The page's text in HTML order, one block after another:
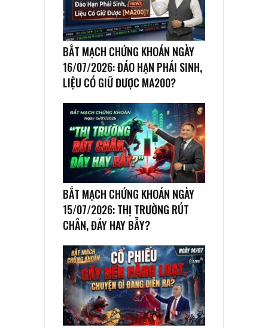
BẮT MẠCH CHỨNG KHOÁN NGÀY
16/07/2026: ĐÁO HẠN PHÁI SINH,
LIỆU CÓ GIỮ ĐƯỢC MA200?
BẮT MẠCH CHỨNG KHOÁN NGÀY
15/07/2026: THỊ TRƯỜNG RÚT
CHÂN, ĐÁY HAY BẪY?